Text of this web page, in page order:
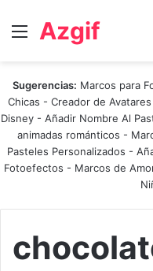
Menú
Azgif
Sugerencias: Marcos para
Chicas - Creador de
Disney - Añadir Nombre Al
animadas románticos -
Pasteles Personalizados -
Fotoefectos - Marcos de